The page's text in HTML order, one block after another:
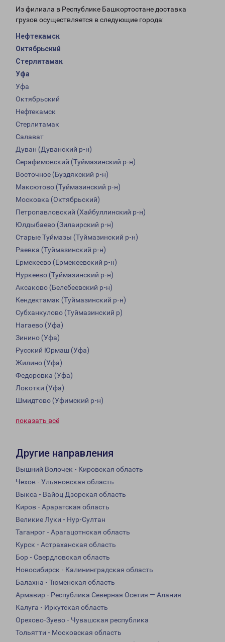
Из филиала в Республике Башкортостане доставка
грузов осуществляется в следующие города:
Нефтекамск
Октябрьский
Стерлитамак
Уфа
Уфа
Октябрьский
Нефтекамск
Стерлитамак
Салават
Дуван (Дуванский р-н)
Серафимовский (Туймазинский р-н)
Восточное (Буздякский р-н)
Максютово (Туймазинский р-н)
Московка (Октябрьский)
Петропавловский (Хайбуллинский р-н)
Юлдыбаево (Зилаирский р-н)
Старые Туймазы (Туймазинский р-н)
Раевка (Туймазинский р-н)
Ермекеево (Ермекеевский р-н)
Нуркеево (Туймазинский р-н)
Аксаково (Белебеевский р-н)
Кендектамак (Туймазинский р-н)
Субханкулово (Туймазинский р)
Нагаево (Уфа)
Зинино (Уфа)
Русский Юрмаш (Уфа)
Жилино (Уфа)
Федоровка (Уфа)
Локотки (Уфа)
Шмидтово (Уфимский р-н)
показать всё
Другие направления
Вышний Волочек - Кировская область
Чехов - Ульяновская область
Выкса - Вайоц Дзорская область
Киров - Араратская область
Великие Луки - Нур-Султан
Таганрог - Арагацотнская область
Курск - Астраханская область
Бор - Свердловская область
Новосибирск - Калининградская область
Балахна - Тюменская область
Армавир - Республика Северная Осетия — Алания
Калуга - Иркутская область
Орехово-Зуево - Чувашская республика
Тольятти - Московская область